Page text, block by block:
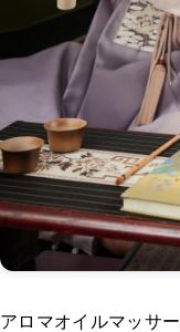
アロマオイルマッサ